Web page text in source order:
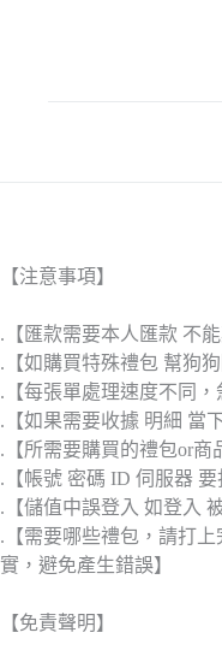
【注意事項】
.【匯款需要本人匯款 不
.【如購買特殊禮包 幫狗狗
.【每張單處理速度不同，
.【如果需要收據 明細 當
.【所需要購買的禮包or商
.【帳號 密碼 ID 伺服器 要
.【儲值中誤登入 如登入
.【需要哪些禮包，請打
實，避免產生錯誤】
【免責聲明】